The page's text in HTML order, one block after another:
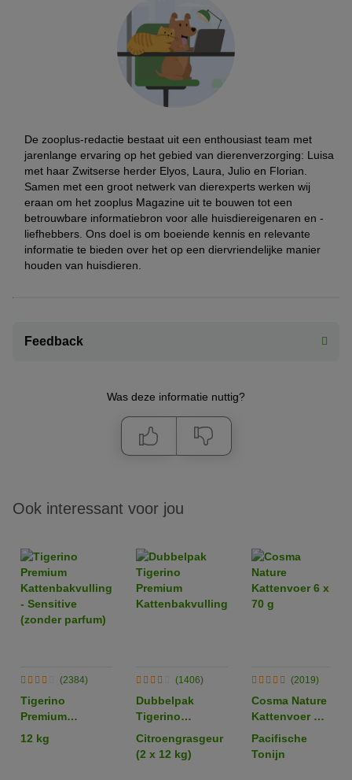
De zooplus-redactie bestaat uit een enthousiast team met
jarenlange ervaring op het gebied van dierenverzorging: Luisa
met haar Zwitserse herder Elyos, Laura, Julio en Florian.
Samen met een groot netwerk van dierexperts werken wij
eraan om het zooplus Magazine uit te bouwen tot een
betrouwbare informatiebron voor alle huisdiereigenaren en -
liefhebbers. Ons doel is om boeiende kennis en relevante
informatie te bieden over het op een diervriendelijke manier
houden van huisdieren.
Feedback
Was deze informatie nuttig?
Ook interessant voor jou
(2384)
Tigerino
Premium
Kattenbakvulling
- Sensitive
12 kg
(1406)
Dubbelpak
Tigerino
Premium
Kattenbakvulling
Citroengrasgeur
(2 x 12 kg)
(2019)
Cosma Nature
Kattenvoer 6 x
70 g
Pacifische
Tonijn